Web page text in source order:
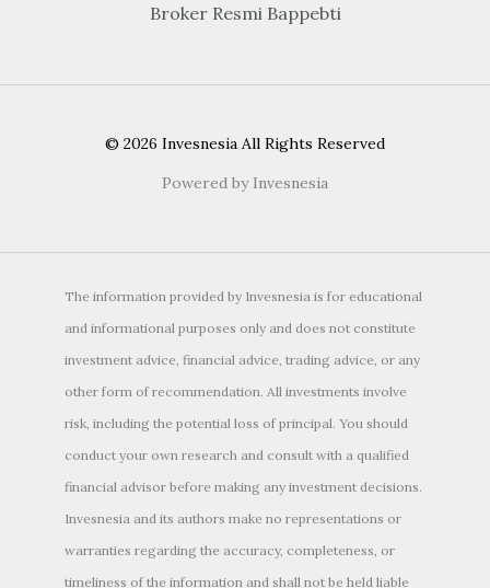
Broker Resmi Bappebti
© 2026 Invesnesia All Rights Reserved
Powered by Invesnesia
The information provided by Invesnesia is for educational
and informational purposes only and does not constitute
investment advice, financial advice, trading advice, or any
other form of recommendation. All investments involve
risk, including the potential loss of principal. You should
conduct your own research and consult with a qualified
financial advisor before making any investment decisions.
Invesnesia and its authors make no representations or
warranties regarding the accuracy, completeness, or
timeliness of the information and shall not be held liable